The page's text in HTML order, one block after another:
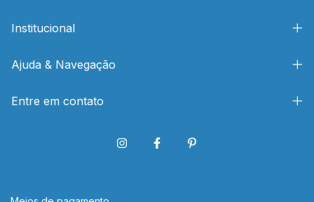
Institucional
Ajuda & Navegação
Entre em contato